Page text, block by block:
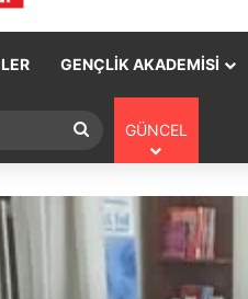
GENÇLİK AKADEMİSİ
GÜNCEL